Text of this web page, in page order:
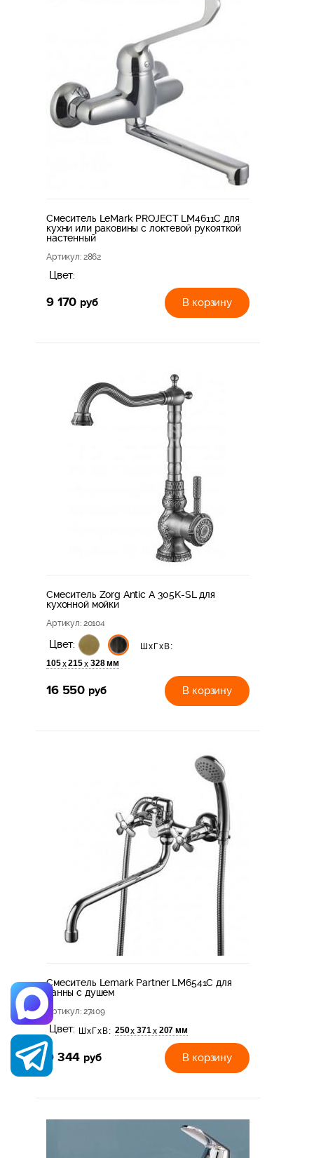
Смеситель LeMark PROJECT LM4611C для
кухни или раковины с локтевой рукояткой
настенный
Артикул: 2862
Цвет:
9 170 руб В корзину
Смеситель Zorg Antic A 305K-SL для
кухонной мойки
Артикул: 20104
Цвет:
ШхГхВ:
105х 215х 328 мм
16 550 руб В корзину
Смеситель Lemark Partner LM6541C для
ванны с душем
Артикул: 27409
Цвет: ШхГхВ: 250х 371х 207 мм
9 344 руб В корзину